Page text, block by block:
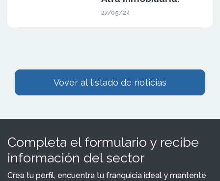
27/05/24
Vover al listado de noticias
Completa el formulario y recibe
información del sector
Crea tu perfil, encuentra tu franquicia ideal y mantente